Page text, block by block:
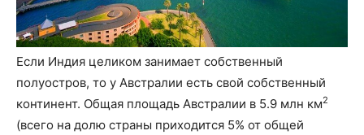
Если Индия целиком занимает собственный
полуостров, то у Австралии есть свой собственный
континент. Общая площадь Австралии в 5.9 млн км2
(всего на долю страны приходится 5% от общей